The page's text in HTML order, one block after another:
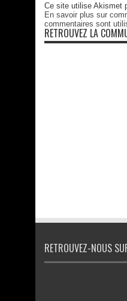
Ce site utilise Akismet
En savoir plus sur
commentaires sont
RETROUVEZ LA
RETROUVEZ-NOUS